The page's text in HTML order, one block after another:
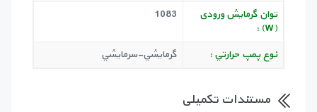
توان گرمایش ورودی
(W) :
1083
نوع پمپ حرارتي : گرمايشي-سرمايشي
مستندات تکمیلی